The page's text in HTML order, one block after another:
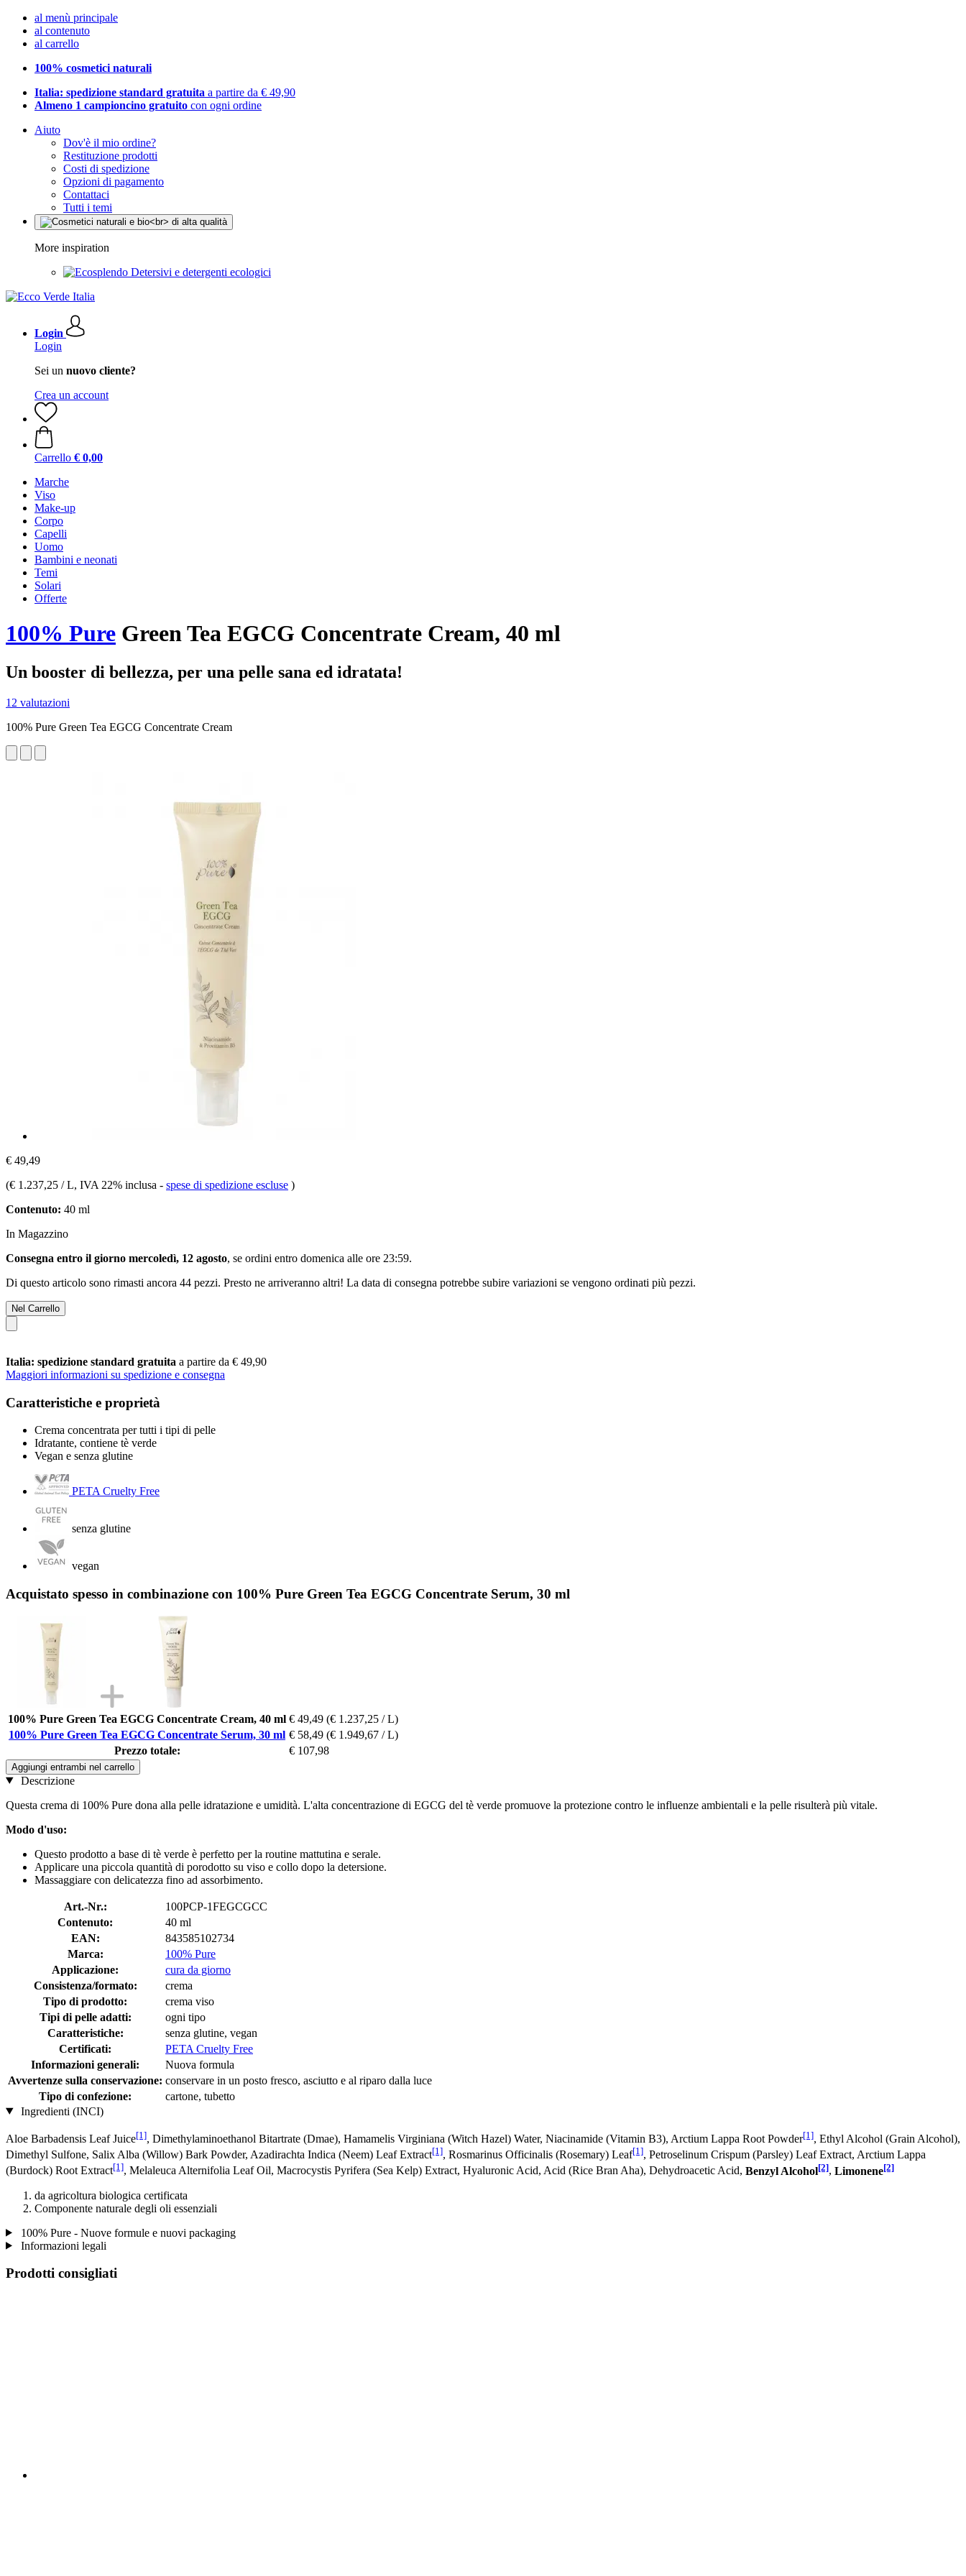
al menù principale
al contenuto
al carrello
100% cosmetici naturali
Italia: spedizione standard gratuita a partire da € 49,90
Almeno 1 campioncino gratuito con ogni ordine
Aiuto
Dov'è il mio ordine?
Restituzione prodotti
Costi di spedizione
Opzioni di pagamento
Contattaci
Tutti i temi
More inspiration
Detersivi e detergenti ecologici
Login
Login
Sei un nuovo cliente?
Crea un account
Carrello € 0,00
Marche
Viso
Make-up
Corpo
Capelli
Uomo
Bambini e neonati
Temi
Solari
Offerte
100% Pure Green Tea EGCG Concentrate Cream, 40 ml
Un booster di bellezza, per una pelle sana ed idratata!
12 valutazioni
100% Pure Green Tea EGCG Concentrate Cream
€ 49,49
(€ 1.237,25 / L, IVA 22% inclusa - spese di spedizione escluse )
Contenuto: 40 ml
In Magazzino
Consegna entro il giorno mercoledì, 12 agosto, se ordini entro domenica alle ore 23:59.
Di questo articolo sono rimasti ancora 44 pezzi. Presto ne arriveranno altri! La data di consegna potrebbe subire variazioni se vengono ordinati più pezzi.
Nel Carrello
Italia: spedizione standard gratuita a partire da € 49,90
Maggiori informazioni su spedizione e consegna
Caratteristiche e proprietà
Crema concentrata per tutti i tipi di pelle
Idratante, contiene tè verde
Vegan e senza glutine
PETA Cruelty Free
senza glutine
vegan
Acquistato spesso in combinazione con 100% Pure Green Tea EGCG Concentrate Serum, 30 ml
100% Pure Green Tea EGCG Concentrate Cream, 40 ml € 49,49 (€ 1.237,25 / L)
100% Pure Green Tea EGCG Concentrate Serum, 30 ml € 58,49 (€ 1.949,67 / L)
Prezzo totale:
€ 107,98
Aggiungi entrambi nel carrello
Descrizione
Questa crema di 100% Pure dona alla pelle idratazione e umidità. L'alta concentrazione di EGCG del tè verde promuove la protezione contro le influenze ambientali e la pelle risulterà più vitale.
Modo d'uso:
Questo prodotto a base di tè verde è perfetto per la routine mattutina e serale.
Applicare una piccola quantità di porodotto su viso e collo dopo la detersione.
Massaggiare con delicatezza fino ad assorbimento.
Art.-Nr.:
100PCP-1FEGCGCC
Contenuto:
40 ml
EAN:
843585102734
Marca:
100% Pure
Applicazione:
cura da giorno
Consistenza/formato:
crema
Tipo di prodotto:
crema viso
Tipi di pelle adatti:
ogni tipo
Caratteristiche:
senza glutine, vegan
Certificati:
PETA Cruelty Free
Informazioni generali:
Nuova formula
Avvertenze sulla conservazione: conservare in un posto fresco, asciutto e al riparo dalla luce
Tipo di confezione:
cartone, tubetto
Ingredienti (INCI)
Aloe Barbadensis Leaf Juice[1], Dimethylaminoethanol Bitartrate (Dmae), Hamamelis Virginiana (Witch Hazel) Water, Niacinamide (Vitamin B3), Arctium Lappa Root Powder[1], Ethyl Alcohol (Grain Alcohol),
Dimethyl Sulfone, Salix Alba (Willow) Bark Powder, Azadirachta Indica (Neem) Leaf Extract[1], Rosmarinus Officinalis (Rosemary) Leaf[1], Petroselinum Crispum (Parsley) Leaf Extract, Arctium Lappa
(Burdock) Root Extract[1], Melaleuca Alternifolia Leaf Oil, Macrocystis Pyrifera (Sea Kelp) Extract, Hyaluronic Acid, Acid (Rice Bran Aha), Dehydroacetic Acid, Benzyl Alcohol[2], Limonene[2]
da agricoltura biologica certificata
Componente naturale degli oli essenziali
100% Pure - Nuove formule e nuovi packaging
Informazioni legali
Prodotti consigliati